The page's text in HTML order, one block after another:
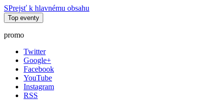
SPrejsť k hlavnému obsahu
Top eventy
promo
Twitter
Google+
Facebook
YouTube
Instagram
RSS